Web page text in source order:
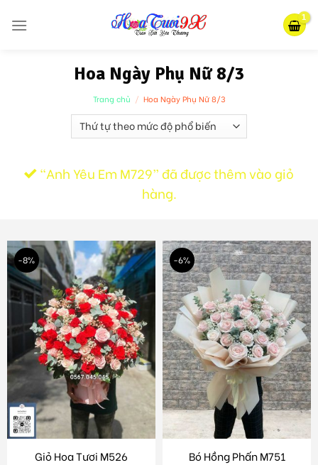
Hoa Ngày Phụ Nữ 8/3
Trang chủ / Hoa Ngày Phụ Nữ 8/3
“Anh Yêu Em M729” đã được thêm vào giỏ
hàng.
-8%
Giỏ Hoa Tươi M526
-6%
Bó Hồng Phấn M751